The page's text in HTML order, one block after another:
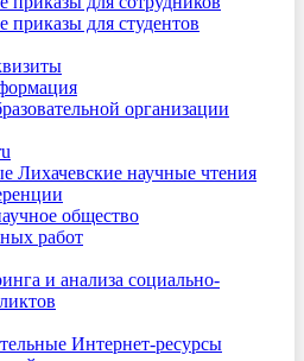
приказы для студентов
организации
Лихачевские научные чтения
общество
работ
и анализа социально-
Интернет-ресурсы